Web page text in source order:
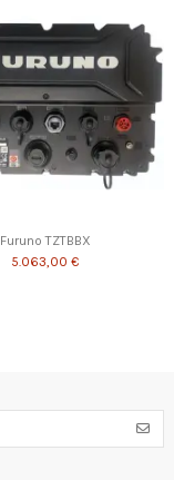
Furuno TZTBBX
5.063,00 €